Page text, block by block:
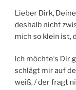
Lieber Dirk,
deshalb nicht
mich so klein ist,
Ich möchte‘s Dir
schlägt mir auf
weiß, / der fragt